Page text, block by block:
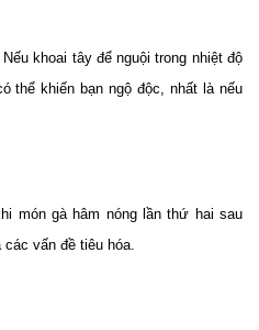
khoai tây để nguội trong nhiệt độ
thể khiến bạn ngộ độc, nhất là nếu
món gà hâm nóng lần thứ hai sau
vấn đề tiêu hóa.